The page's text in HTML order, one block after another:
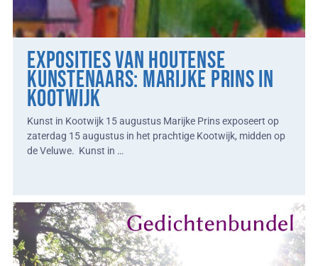
Exposities van Houtense
kunstenaars: Marijke Prins in
Kootwijk
Kunst in Kootwijk 15 augustus Marijke Prins exposeert op
zaterdag 15 augustus in het prachtige Kootwijk, midden op
de Veluwe. Kunst in …